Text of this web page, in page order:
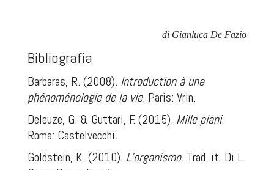
di Gianluca De Fazio
Bibliografia
Barbaras, R. (2008). Introduction à une
phénoménologie de la vie. Paris: Vrin.
Deleuze, G. & Guttari, F. (2015). Mille piani.
Roma: Castelvecchi.
Goldstein, K. (2010). L’organismo. Trad. it. Di L.